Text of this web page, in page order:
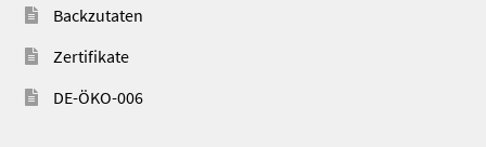
Backzutaten
Zertifikate
DE-ÖKO-006